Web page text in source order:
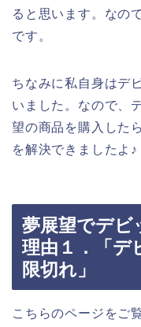
ると思います。なの
です。
ちなみに私自身はデ
いました。なので、
望の商品を購入した
を解決できましたよ♪
夢展望でデビ
理由１．「デ
限切れ」
こちらのページをご